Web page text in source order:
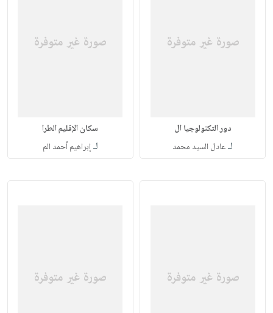
دور التكنولوجيا ال
لـعادل السيد محمد
سكان الإقليم الطرا
لـإبراهيم أحمد الم